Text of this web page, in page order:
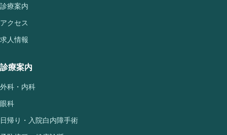
診療案内
アクセス
求人情報
診療案内
外科・内科
眼科
日帰り・入院白内障手術